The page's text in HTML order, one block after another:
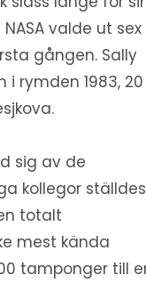
valde ut sex
gången. Sally
i rymden 1983,
sig av de
kollegor ställdes
totalt
mest kända
tamponger till